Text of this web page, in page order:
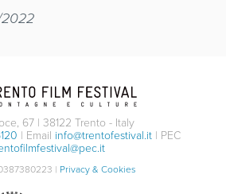
67 | 38122 Trento - Italy
| Email info@trentofestival.it | PEC
| Privacy & Cookies